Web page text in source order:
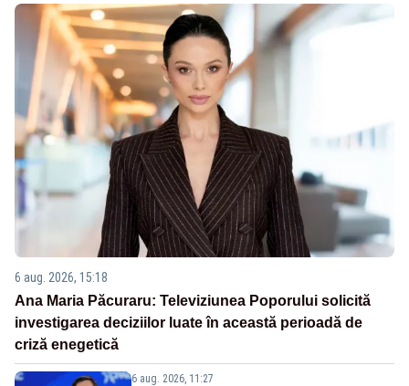
6 aug. 2026, 15:18
Ana Maria Păcuraru: Televiziunea Poporului solicită
investigarea deciziilor luate în această perioadă de
criză enegetică
6 aug. 2026, 11:27